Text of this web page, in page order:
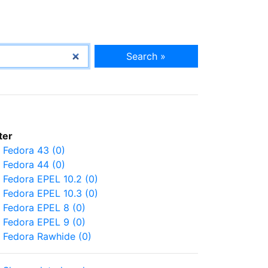
Search »
Fedora 43 (0)
Fedora 44 (0)
Fedora EPEL 10.2 (0)
Fedora EPEL 10.3 (0)
Fedora EPEL 8 (0)
Fedora EPEL 9 (0)
Fedora Rawhide (0)